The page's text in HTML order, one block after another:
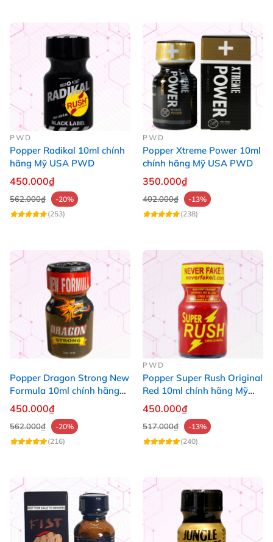
PWD
Popper Radikal 10ml chính
hãng Mỹ USA PWD
450.000₫
562.000₫
-20%
(253)
PWD
Popper Xtreme Power 10ml
chính hãng Mỹ USA PWD
350.000₫
402.000₫
-13%
(238)
Popper Dragon Strong New
Formula 10ml chính hãng
Mỹ dành cho Top Bot
450.000₫
562.000₫
-20%
(216)
PWD
Popper Super Rush Original
Red 10ml chính hãng Mỹ
USA PWD
450.000₫
517.000₫
-13%
(240)